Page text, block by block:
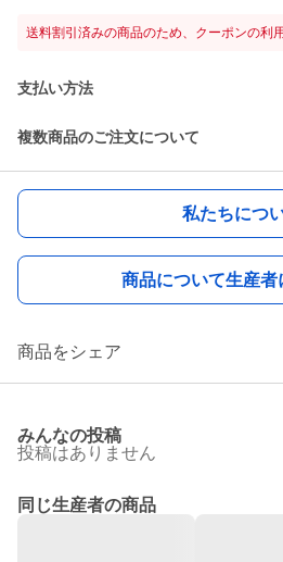
送料割引済みの商品のため、クーポンの利
支払い方法
複数商品のご注文について
私たちにつ
商品について生産者
商品をシェア
みんなの投稿
投稿はありません
同じ生産者の商品